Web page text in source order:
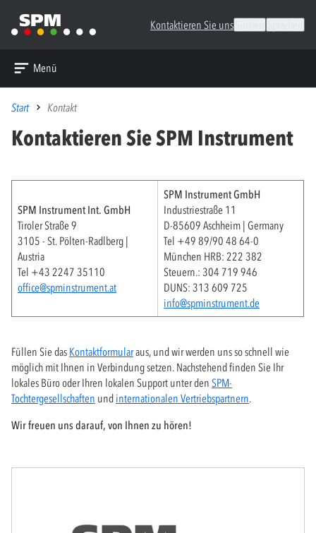
Kontaktieren Sie uns
Menü
Start Kontakt
Kontaktieren Sie SPM Instrument
SPM Instrument Int. GmbH
Tiroler Straße 9
3105 - St. Pölten-Radlberg |
Austria
Tel +43 2247 35110
office@spminstrument.at
SPM Instrument GmbH
Industriestraße 11
D-85609 Aschheim | Germany
Tel +49 89/90 48 64-0
München HRB: 222 382
Steuern.: 304 719 946
DUNS: 313 609 725
info@spminstrument.de
Füllen Sie das Kontaktformularaus, und wir werden uns so schnell wie
möglich mit Ihnen in Verbindung setzen. Nachstehend finden Sie Ihr
lokales Büro oder Ihren lokalen Support unter den SPM-
Tochtergesellschaften und internationalen Vertriebspartnern.
Wir freuen uns darauf, von Ihnen zu hören!